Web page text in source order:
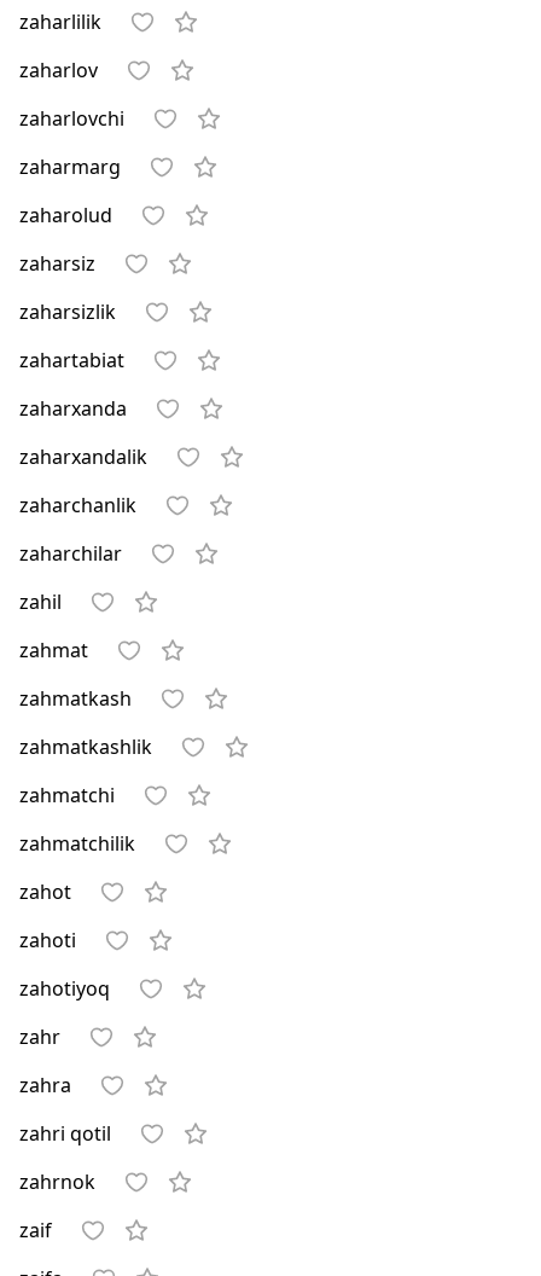
zaharlilik
zaharlov
zaharlovchi
zaharmarg
zaharolud
zaharsiz
zaharsizlik
zahartabiat
zaharxanda
zaharxandalik
zaharchanlik
zaharchilar
zahil
zahmat
zahmatkash
zahmatkashlik
zahmatchi
zahmatchilik
zahot
zahoti
zahotiyoq
zahr
zahra
zahri qotil
zahrnok
zaif